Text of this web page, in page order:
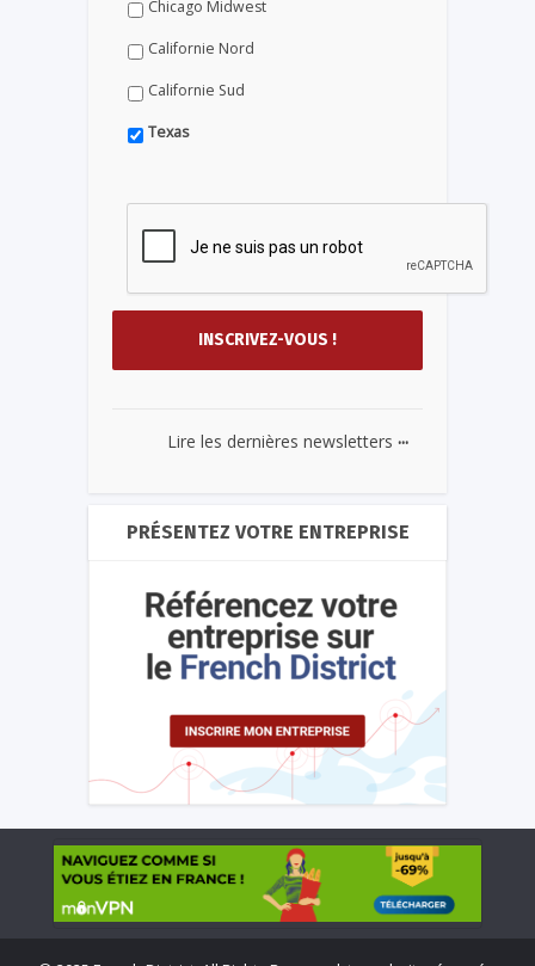
Chicago Midwest
Californie Nord
Californie Sud
Texas
Lire les dernières newsletters ...
PRÉSENTEZ VOTRE ENTREPRISE